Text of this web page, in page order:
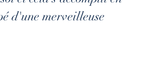
d'une merveilleuse